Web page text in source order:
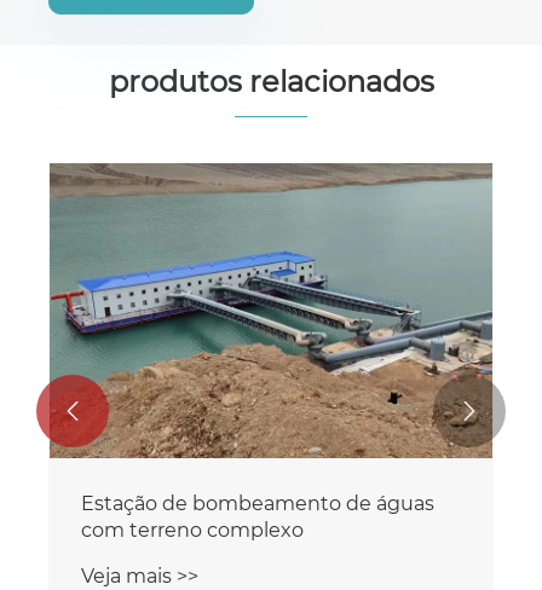
produtos relacionados
Estação de bombeamento de águas
com terreno complexo
Veja mais >>
 